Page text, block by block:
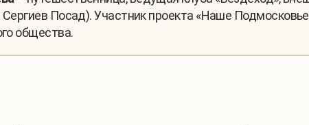
Сергиев Посад). Участник проекта «Наше
общества.